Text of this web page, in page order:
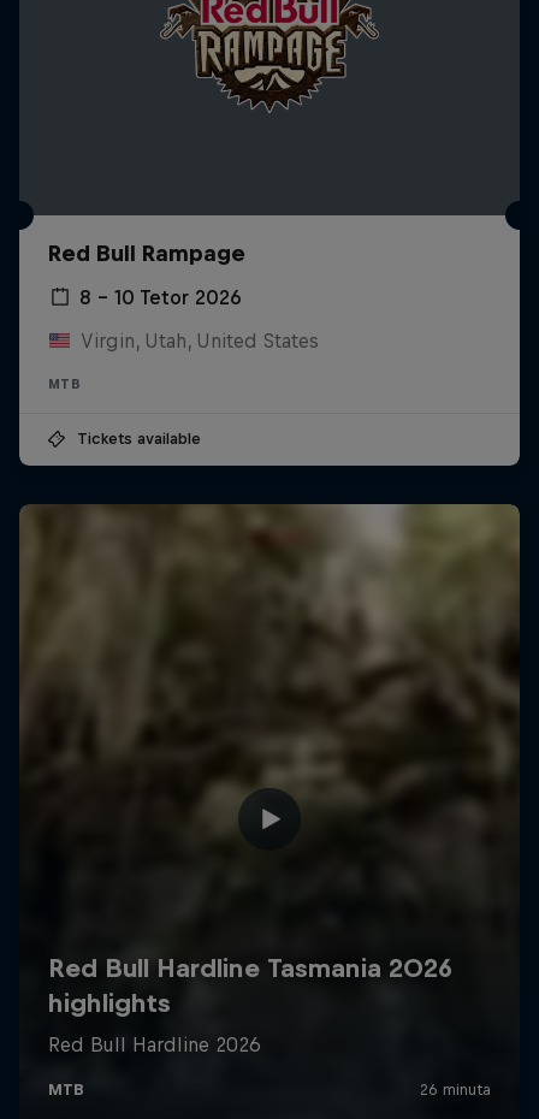
Red Bull Rampage
8 – 10 Tetor 2026
Virgin, Utah, United States
MTB
Tickets available